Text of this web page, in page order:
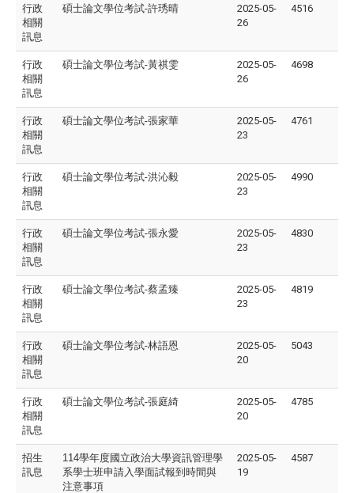
行政
相關
訊息
碩士論文學位考試-許琇晴
2025-05-
26
4516
行政
相關
訊息
碩士論文學位考試-黃祺雯
2025-05-
26
4698
行政
相關
訊息
碩士論文學位考試-張家華
2025-05-
23
4761
行政
相關
訊息
碩士論文學位考試-洪沁毅
2025-05-
23
4990
行政
相關
訊息
碩士論文學位考試-張永愛
2025-05-
23
4830
行政
相關
訊息
碩士論文學位考試-蔡孟臻
2025-05-
23
4819
行政
相關
訊息
碩士論文學位考試-林語恩
2025-05-
20
5043
行政
相關
訊息
碩士論文學位考試-張庭綺
2025-05-
20
4785
招生
訊息
114學年度國立政治大學資訊管理學
系學士班申請入學面試報到時間與
注意事項
2025-05-
19
4587